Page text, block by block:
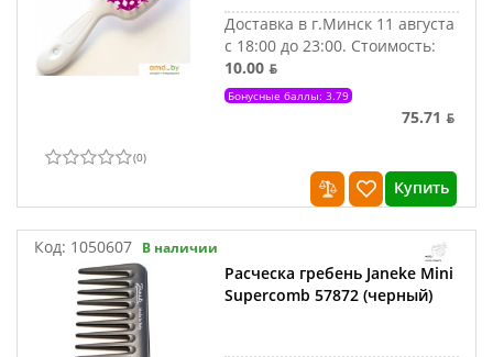
Доставка в г.Минск 11 августа
с 18:00 до 23:00. Стоимость:
10.00 ƃ
Бонусные баллы: 3.79
75.71 ƃ
(0)
Купить
Код: 1050607 В наличии
Расческа гребень Janeke Mini
Supercomb 57872 (черный)